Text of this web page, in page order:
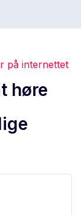
på internettet
høre